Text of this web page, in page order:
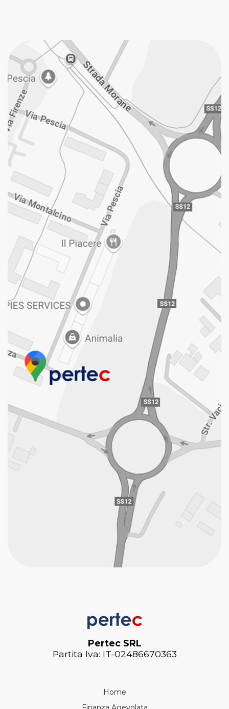
Pertec SRL
Partita Iva: IT-02486670363
Home